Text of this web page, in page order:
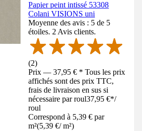
Papier peint intissé 53308
Colani VISIONS uni
Moyenne des avis : 5 de 5
étoiles. 2 Avis clients.
(2)
Prix — 37,95 € * Tous les prix
affichés sont des prix TTC,
frais de livraison en sus si
nécessaire par roul37,95 €*/
roul
Correspond à 5,39 € par
m²(5,39 €/ m²)